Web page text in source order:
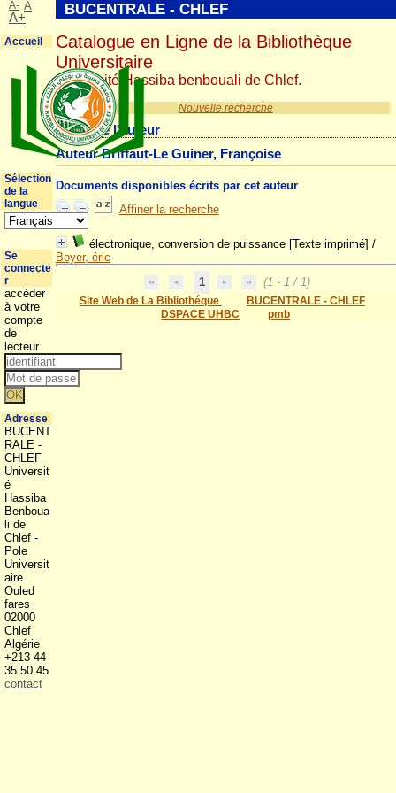
Nouvelle recherche
Détail de l'auteur
Auteur Briffaut-Le Guiner, Françoise
Documents disponibles écrits par cet auteur
Affiner la recherche
électronique, conversion de puissance [Texte imprimé] /
Boyer, éric
1
(1 - 1 / 1)
Site Web de La Bibliothéque
BUCENTRALE - CHLEF
DSPACE UHBC
pmb
BUCENTRALE - CHLEF
Catalogue en Ligne de la Bibliothèque
Universitaire
Université Hassiba benbouali de Chlef.
A- A
A+
Accueil
Sélection
de la
langue
Se
connecte
r
accéder
à votre
compte
de
lecteur
Adresse
BUCENT
RALE -
CHLEF
Universit
é
Hassiba
Benboua
li de
Chlef -
Pole
Universit
aire
Ouled
fares
02000
Chlef
Algérie
+213 44
35 50 45
contact